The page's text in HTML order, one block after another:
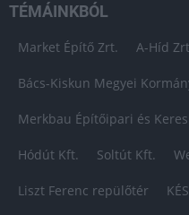
TÉMÁINKBÓL
Market Építő Zrt. A-Híd
Bács-Kiskun Megyei
Merkbau Építőipari és
Hódút Kft. Soltút Kft.
Liszt Ferenc repülőtér